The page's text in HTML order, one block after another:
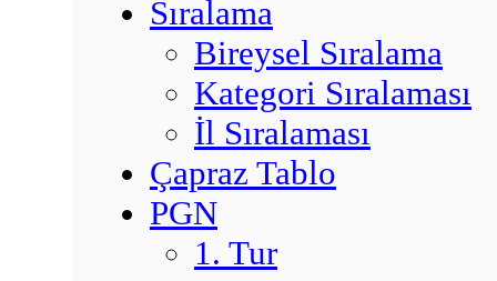
Sıralama
Bireysel Sıralama
Kategori Sıralaması
İl Sıralaması
Çapraz Tablo
PGN
1. Tur